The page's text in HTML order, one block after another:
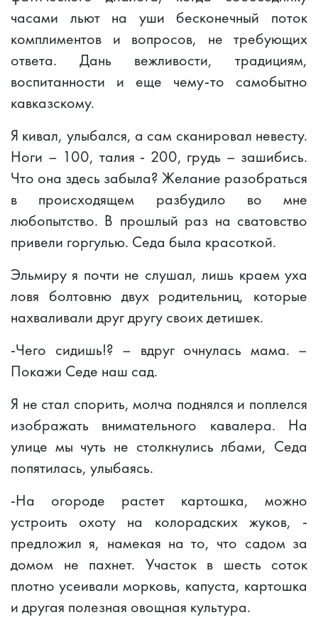
часами льют на уши бесконечный поток
комплиментов и вопросов, не требующих
ответа. Дань вежливости, традициям,
воспитанности и еще чему-то самобытно
кавказскому.
Я кивал, улыбался, а сам сканировал невесту.
Ноги – 100, талия - 200, грудь – зашибись.
Что она здесь забыла? Желание разобраться
в происходящем разбудило во мне
любопытство. В прошлый раз на сватовство
привели горгулью. Седа была красоткой.
Эльмиру я почти не слушал, лишь краем уха
ловя болтовню двух родительниц, которые
нахваливали друг другу своих детишек.
-Чего сидишь!? – вдруг очнулась мама. –
Покажи Седе наш сад.
Я не стал спорить, молча поднялся и поплелся
изображать внимательного кавалера. На
улице мы чуть не столкнулись лбами, Седа
попятилась, улыбаясь.
-На огороде растет картошка, можно
устроить охоту на колорадских жуков, -
предложил я, намекая на то, что садом за
домом не пахнет. Участок в шесть соток
плотно усеивали морковь, капуста, картошка
и другая полезная овощная культура.